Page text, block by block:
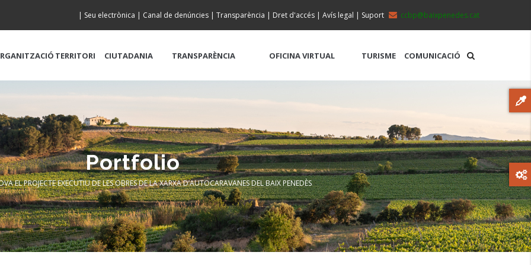
ccbp@baixpenedes.cat
| Seu electrònica | Canal de denúncies | Transparència | Dret d'accés | Avís legal | Suport
TERRITORI CIUTADANIA TRANSPARÈNCIA OFICINA VIRTUAL TURISME COMUNICACIÓ
Portfolio
EL PROJECTE EXECUTIU DE LES OBRES DE LA XARXA D’AUTOCARAVANES DEL BAIX PENEDÈS